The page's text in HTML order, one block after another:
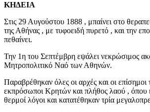
ΚΗΔΕΙΑ
Στις 29 Αυγούστου 1888 , μπαίνει στο
της Αθήνας , με τυφοειδή πυρετό , και την
πεθαίνει.
Την 1η του Σεπτέμβρη εψάλει νεκρώσιμος
Μητροπολιτικό Ναό των Αθηνών.
Παραβρέθηκαν όλες οι αρχές και οι
εκπρόσωποι Κρητών και πλήθος λαού , όπου
θερμοί λόγοι και κατατέθηκαν τρία